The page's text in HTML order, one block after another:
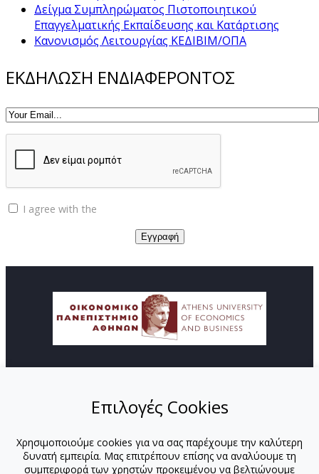
Δείγμα Συμπληρώματος Πιστοποιητικού
Επαγγελματικής Εκπαίδευσης και Κατάρτισης
Κανονισμός Λειτουργίας ΚΕΔΙΒΙΜ/ΟΠΑ
ΕΚΔΗΛΩΣΗ ΕΝΔΙΑΦΕΡΟΝΤΟΣ
I agree with the
ΑΠΟΣΤΟΛΗ
ΠΡΟΓΡΑΜΜΑΤΑ
ΕΚΠΑΙΔΕΥΤΕΣ
Επιλογές Cookies
Χρησιμοποιούμε cookies για να σας παρέχουμε την καλύτερη
δυνατή εμπειρία. Μας επιτρέπουν επίσης να αναλύουμε τη
συμπεριφορά των χρηστών προκειμένου να βελτιώνουμε